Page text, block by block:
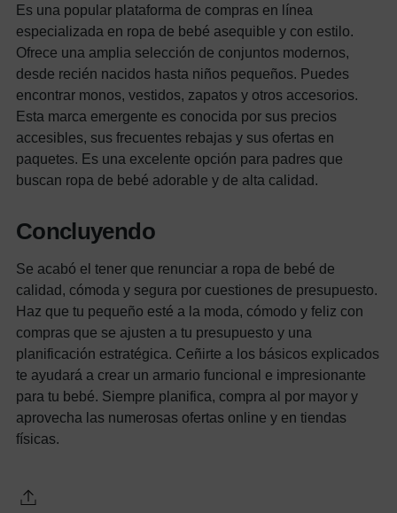
Es una popular plataforma de compras en línea
especializada en ropa de bebé asequible y con estilo.
Ofrece una amplia selección de conjuntos modernos,
desde recién nacidos hasta niños pequeños. Puedes
encontrar monos, vestidos, zapatos y otros accesorios.
Esta marca emergente es conocida por sus precios
accesibles, sus frecuentes rebajas y sus ofertas en
paquetes. Es una excelente opción para padres que
buscan ropa de bebé adorable y de alta calidad.
Concluyendo
Se acabó el tener que renunciar a ropa de bebé de
calidad, cómoda y segura por cuestiones de presupuesto.
Haz que tu pequeño esté a la moda, cómodo y feliz con
compras que se ajusten a tu presupuesto y una
planificación estratégica. Ceñirte a los básicos explicados
te ayudará a crear un armario funcional e impresionante
para tu bebé. Siempre planifica, compra al por mayor y
aprovecha las numerosas ofertas online y en tiendas
físicas.